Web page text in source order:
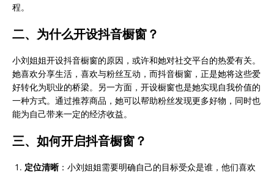
程。
二、为什么开设抖音橱窗？
小刘姐姐开设抖音橱窗的原因，或许和她对社交平台的热爱有关。
她喜欢分享生活，喜欢与粉丝互动，而抖音橱窗，正是她将这些爱
好转化为职业的桥梁。另一方面，开设橱窗也是她实现自我价值的
一种方式。通过推荐商品，她可以帮助粉丝发现更多好物，同时也
能为自己带来一定的经济收益。
三、如何开启抖音橱窗？
定位清晰：小刘姐姐需要明确自己的目标受众是谁，他们喜欢